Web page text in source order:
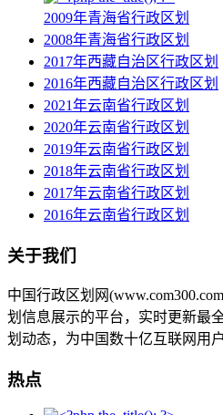
2009年青海省行政区划
2008年青海省行政区划
2017年西藏自治区行政区划
2016年西藏自治区行政区划
2021年云南省行政区划
2020年云南省行政区划
2019年云南省行政区划
2018年云南省行政区划
2017年云南省行政区划
2016年云南省行政区划
关于我们
中国行政区划网
划信息展示的平台，实时更新最
划动态，为中国数十亿互联网用
热点